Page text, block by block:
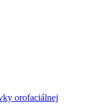
orofaciálnej